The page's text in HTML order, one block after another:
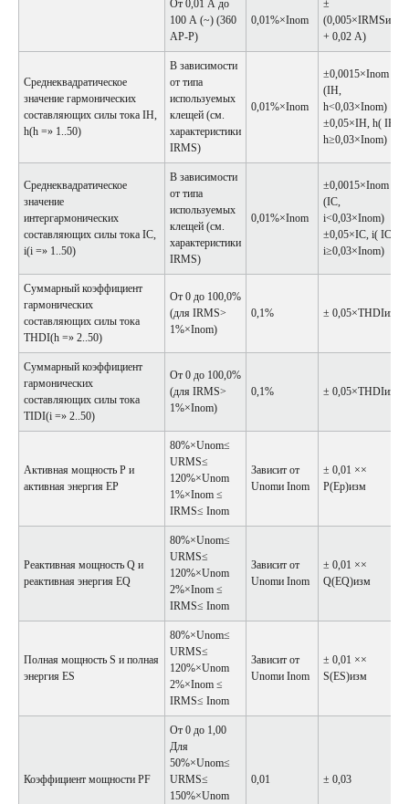
От 0,01 А до
100 А (~) (360
АP-P)
0,01%×Inom
±
(0,005×IRMSизм
+ 0,02 А)
Среднеквадратическое
значение гармонических
составляющих силы тока IH,
h(h =» 1..50)
В зависимости
от типа
используемых
клещей (см.
характеристики
IRMS)
0,01%×Inom
±0,0015×Inom
(IH,
h<0,03×Inom)
±0,05×IH, h( IH,
h≥0,03×Inom)
Среднеквадратическое
значение
интергармонических
составляющих силы тока IC,
i(i =» 1..50)
В зависимости
от типа
используемых
клещей (см.
характеристики
IRMS)
0,01%×Inom
±0,0015×Inom
(IC,
i<0,03×Inom)
±0,05×IC, i( IC,
i≥0,03×Inom)
Суммарный коэффициент
гармонических
составляющих силы тока
THDI(h =» 2..50)
От 0 до 100,0%
(для IRMS>
1%×Inom)
0,1% ± 0,05×THDIизм
Суммарный коэффициент
гармонических
составляющих силы тока
TIDI(i =» 2..50)
От 0 до 100,0%
(для IRMS>
1%×Inom)
0,1% ± 0,05×THDIизм
Активная мощность P и
активная энергия EP
80%×Unom≤
URMS≤
120%×Unom
1%×Inom ≤
IRMS≤ Inom
Зависит от
Unomи Inom
± 0,01 ××
P(Ep)изм
Реактивная мощность Q и
реактивная энергия EQ
80%×Unom≤
URMS≤
120%×Unom
2%×Inom ≤
IRMS≤ Inom
Зависит от
Unomи Inom
± 0,01 ××
Q(EQ)изм
Полная мощность S и полная
энергия ES
80%×Unom≤
URMS≤
120%×Unom
2%×Inom ≤
IRMS≤ Inom
Зависит от
Unomи Inom
± 0,01 ××
S(ES)изм
Коэффициент мощности PF
От 0 до 1,00
Для
50%×Unom≤
URMS≤
150%×Unom
0,01 ± 0,03